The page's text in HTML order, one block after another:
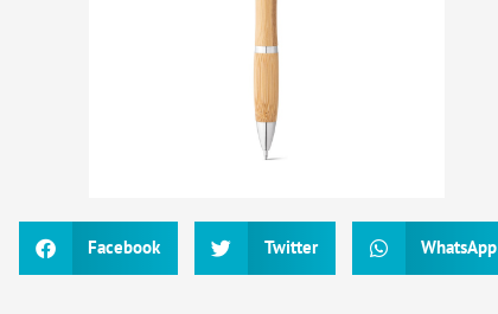
Facebook Twitter WhatsApp